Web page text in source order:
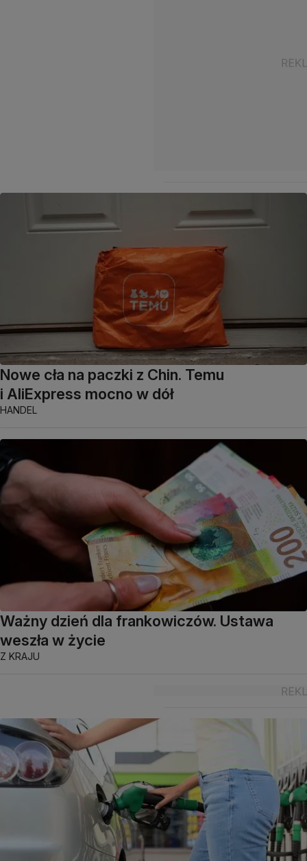
Nowe cła na paczki z Chin. Temu
i AliExpress mocno w dół
HANDEL
Ważny dzień dla frankowiczów. Ustawa
weszła w życie
Z KRAJU